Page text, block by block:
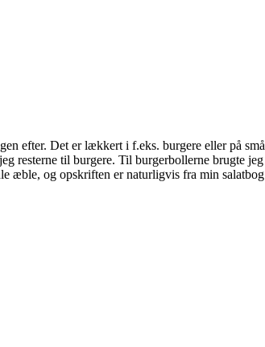
efter. Det er lækkert i f.eks. burgere eller på små
resterne til burgere. Til burgerbollerne brugte jeg
æble, og opskriften er naturligvis fra min salatbog